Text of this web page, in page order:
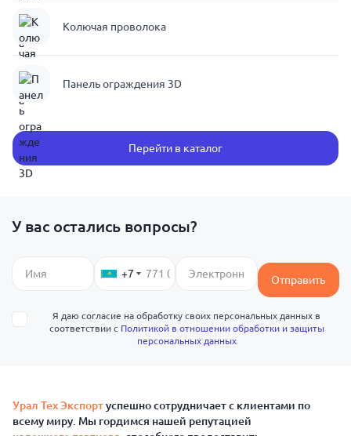
Колючая проволока
Панель ограждения 3D
Перейти в каталог
У вас остались вопросы?
+7 Отправить
Я даю согласие на обработку своих персональных данных в
соответствии с Политикой в отношении обработки и защиты
персональных данных
Урал Тех Экспортуспешно сотрудничает с клиентами по
всему миру. Мы гордимся нашей репутацией